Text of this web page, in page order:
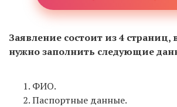
Заявление состоит из 4 страниц,
нужно заполнить следующие
ФИО.
Паспортные данные.